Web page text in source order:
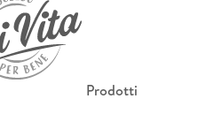
Prodotti